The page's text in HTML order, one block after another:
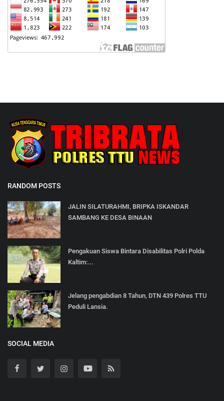
RANDOM POSTS
JALIN SILATURAHMI, BRIPKA ISKANDAR
SAMBANG KE DESA BINAAN
Pengakuan Siswa Bintara Disabilitas Polri Polda
Kaltim:...
Jelang pengabdian 8 Tahun, DTN 439 Polres TTU
Peduli Lansia.
SOCIAL MEDIA